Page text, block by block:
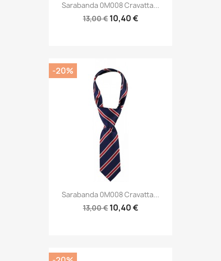
Sarabanda 0M008 Cravatta...
13,00 € 10,40 €
Sarabanda 0M008 Cravatta...
13,00 € 10,40 €
-20%